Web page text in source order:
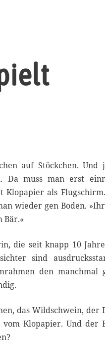
auf Stöckchen. Und
Da muss man erst
Klopapier als
wieder gen Boden.
Bär.«
die seit knapp 10
sind
den manchmal
das Wildschwein, der
Klopapier. Und der